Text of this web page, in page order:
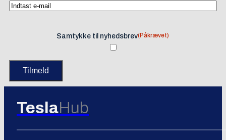
Samtykke til nyhedsbrev(Påkrævet)
TeslaHub